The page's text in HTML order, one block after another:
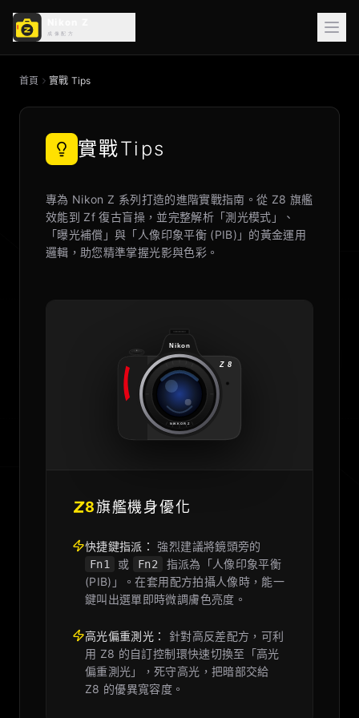
首頁 實戰 Tips
實戰Tips
專為 Nikon Z 系列打造的進階實戰指南。從 Z8 旗艦
效能到 Zf 復古盲操，並完整解析「測光模式」、
「曝光補償」與「人像印象平衡 (PIB)」的黃金運用
邏輯，助您精準掌握光影與色彩。
Nikon
Z 8
NIKKOR Z
8旗艦機身優化
快捷鍵指派： 強烈建議將鏡頭旁的
Fn1 或 Fn2
指派為「人像印象平衡
(PIB)」。在套用配方拍攝人像時，能一
鍵叫出選單即時微調膚色亮度。
高光偏重測光：
針對高反差配方，可利
用 Z8 的自訂控制環快速切換至「高光
偏重測光」，死守高光，把暗部交給
Z8 的優異寬容度。